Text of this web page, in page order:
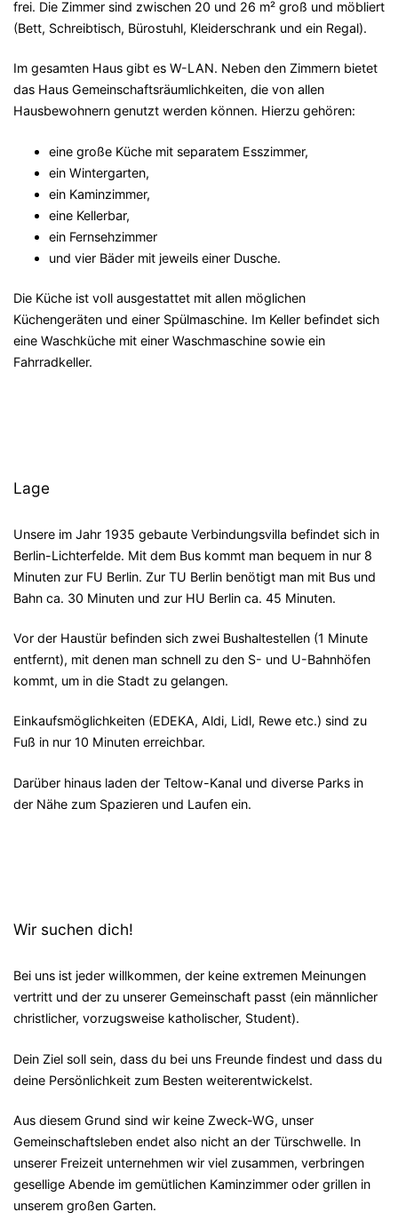
frei. Die Zimmer sind zwischen 20 und 26 m² groß und möbliert
(Bett, Schreibtisch, Bürostuhl, Kleiderschrank und ein Regal).
Im gesamten Haus gibt es W-LAN. Neben den Zimmern bietet
das Haus Gemeinschaftsräumlichkeiten, die von allen
Hausbewohnern genutzt werden können. Hierzu gehören:
eine große Küche mit separatem Esszimmer,
ein Wintergarten,
ein Kaminzimmer,
eine Kellerbar,
ein Fernsehzimmer
und vier Bäder mit jeweils einer Dusche.
Die Küche ist voll ausgestattet mit allen möglichen
Küchengeräten und einer Spülmaschine. Im Keller befindet sich
eine Waschküche mit einer Waschmaschine sowie ein
Fahrradkeller.
Lage
Unsere im Jahr 1935 gebaute Verbindungsvilla befindet sich in
Berlin-Lichterfelde. Mit dem Bus kommt man bequem in nur 8
Minuten zur FU Berlin. Zur TU Berlin benötigt man mit Bus und
Bahn ca. 30 Minuten und zur HU Berlin ca. 45 Minuten.
Vor der Haustür befinden sich zwei Bushaltestellen (1 Minute
entfernt), mit denen man schnell zu den S- und U-Bahnhöfen
kommt, um in die Stadt zu gelangen.
Einkaufsmöglichkeiten (EDEKA, Aldi, Lidl, Rewe etc.) sind zu
Fuß in nur 10 Minuten erreichbar.
Darüber hinaus laden der Teltow-Kanal und diverse Parks in
der Nähe zum Spazieren und Laufen ein.
Wir suchen dich!
Bei uns ist jeder willkommen, der keine extremen Meinungen
vertritt und der zu unserer Gemeinschaft passt (ein männlicher
christlicher, vorzugsweise katholischer, Student).
Dein Ziel soll sein, dass du bei uns Freunde findest und dass du
deine Persönlichkeit zum Besten weiterentwickelst.
Aus diesem Grund sind wir keine Zweck-WG, unser
Gemeinschaftsleben endet also nicht an der Türschwelle. In
unserer Freizeit unternehmen wir viel zusammen, verbringen
gesellige Abende im gemütlichen Kaminzimmer oder grillen in
unserem großen Garten.